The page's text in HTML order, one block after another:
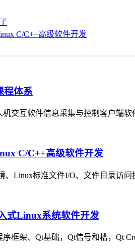
C/C++高级软件开发
程体系
机交互软件信息采集与控制客户端软
C/C++高级软件开发
、Linux标准文件I/O、文件目录访
式Linux系统软件开发
框架、Qt基础，Qt信号和槽，Qt